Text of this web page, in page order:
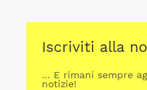
Iscriviti alla
... E rimani sempre
notizie!